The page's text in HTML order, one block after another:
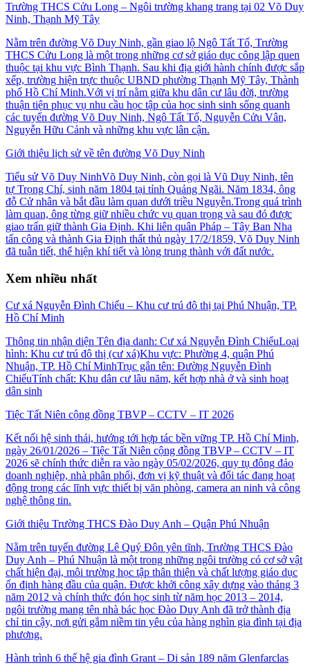
Trường THCS Cửu Long – Ngôi trường khang trang tại 02 Võ Duy
Ninh, Thạnh Mỹ Tây
Nằm trên đường Võ Duy Ninh, gần giao lộ Ngô Tất Tố, Trường
THCS Cửu Long là một trong những cơ sở giáo dục công lập quen
thuộc tại khu vực Bình Thạnh. Sau khi địa giới hành chính được sắp
xếp, trường hiện trực thuộc UBND phường Thạnh Mỹ Tây, Thành
phố Hồ Chí Minh.Với vị trí nằm giữa khu dân cư lâu đời, trường
thuận tiện phục vụ nhu cầu học tập của học sinh sinh sống quanh
các tuyến đường Võ Duy Ninh, Ngô Tất Tố, Nguyễn Cửu Vân,
Nguyễn Hữu Cảnh và những khu vực lân cận.
Giới thiệu lịch sử về tên đường Võ Duy Ninh
Tiểu sử Võ Duy NinhVõ Duy Ninh, còn gọi là Vũ Duy Ninh, tên
tự Trọng Chí, sinh năm 1804 tại tỉnh Quảng Ngãi. Năm 1834, ông
đỗ Cử nhân và bắt đầu làm quan dưới triều Nguyễn.Trong quá trình
làm quan, ông từng giữ nhiều chức vụ quan trọng và sau đó được
giao trấn giữ thành Gia Định. Khi liên quân Pháp – Tây Ban Nha
tấn công và thành Gia Định thất thủ ngày 17/2/1859, Võ Duy Ninh
đã tuẫn tiết, thể hiện khí tiết và lòng trung thành với đất nước.
Xem nhiều nhất
Cư xá Nguyễn Đình Chiểu – Khu cư trú đô thị tại Phú Nhuận, TP.
Hồ Chí Minh
Thông tin nhận diện Tên địa danh: Cư xá Nguyễn Đình ChiểuLoại
hình: Khu cư trú đô thị (cư xá)Khu vực: Phường 4, quận Phú
Nhuận, TP. Hồ Chí MinhTrục gắn tên: Đường Nguyễn Đình
ChiểuTính chất: Khu dân cư lâu năm, kết hợp nhà ở và sinh hoạt
dân sinh
Tiệc Tất Niên cộng đồng TBVP – CCTV – IT 2026
Kết nối hệ sinh thái, hướng tới hợp tác bền vững TP. Hồ Chí Minh,
ngày 26/01/2026 – Tiệc Tất Niên cộng đồng TBVP – CCTV – IT
2026 sẽ chính thức diễn ra vào ngày 05/02/2026, quy tụ đông đảo
doanh nghiệp, nhà phân phối, đơn vị kỹ thuật và đối tác đang hoạt
động trong các lĩnh vực thiết bị văn phòng, camera an ninh và công
nghệ thông tin.
Giới thiệu Trường THCS Đào Duy Anh – Quận Phú Nhuận
Nằm trên tuyến đường Lê Quý Đôn yên tĩnh, Trường THCS Đào
Duy Anh – Phú Nhuận là một trong những ngôi trường có cơ sở vật
chất hiện đại, môi trường học tập thân thiện và chất lượng giáo dục
ổn định hàng đầu của quận. Được khởi công xây dựng vào tháng 3
năm 2012 và chính thức đón học sinh từ năm học 2013 – 2014,
ngôi trường mang tên nhà bác học Đào Duy Anh đã trở thành địa
chỉ tin cậy, nơi gửi gắm niềm tin yêu của hàng nghìn gia đình tại địa
phương.
Hành trình 6 thế hệ gia đình Grant – Di sản 189 năm Glenfarclas